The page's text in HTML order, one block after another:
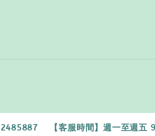
【客服時間】週一至週五